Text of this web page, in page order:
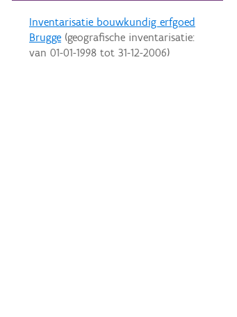
Inventarisatie bouwkundig erfgoed
Brugge(geografische inventarisatie:
van 01-01-1998tot 31-12-2006)